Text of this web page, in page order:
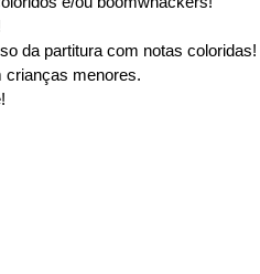
da partitura com notas coloridas!
crianças menores.